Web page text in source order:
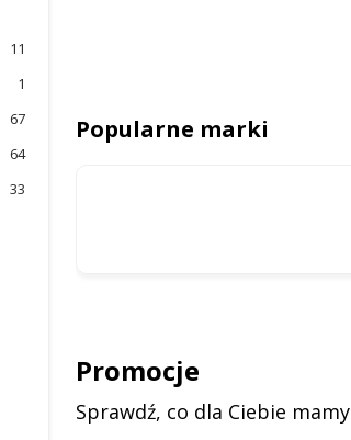
11
1
67
64
33
Popularne marki
Promocje
Sprawdź, co dla Ciebie mamy